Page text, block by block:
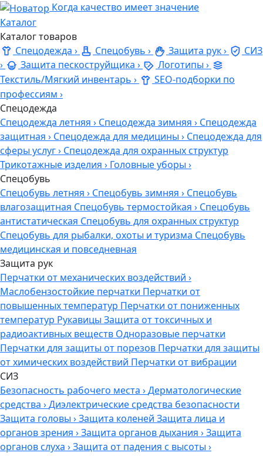
Когда качество имеет значение
Каталог
Каталог товаров
Спецодежда › Спецобувь › Защита рук›
СИЗ
›
Защита пескоструйщика › Логотипы ›
Текстиль/Мягкий инвентарь ›
SEO-подборки по
профессиям ›
Спецодежда
Спецодежда летняя › Спецодежда зимняя › Спецодежда
защитная › Спецодежда для медицины › Спецодежда для
сферы услуг› Спецодежда для охранных структур
Трикотажные изделия › Головные уборы ›
Спецобувь
Спецобувь летняя › Спецобувь зимняя › Спецобувь
влагозащитная Спецобувь термостойкая › Спецобувь
антистатическая Спецобувь для охранных структур
Спецобувь для рыбалки, охоты и туризма Спецобувь
медицинская и повседневная
Защита рук
Перчатки от механических воздействий ›
Маслобензостойкие перчатки Перчатки от
повышенных температур Перчатки от пониженных
температур Рукавицы Защита от токсичных и
радиоактивных веществ Одноразовые перчатки
Перчатки для защиты от порезов Перчатки для защиты
от химических воздействий Перчатки от вибрации
СИЗ
Безопасность рабочего места ›Дерматологические
средства ›Диэлектрические средства безопасности
Защита головы ›Защита коленей Защита лица и
органов зрения ›Защита органов дыхания ›Защита
органов слуха ›Защита от падения с высоты ›